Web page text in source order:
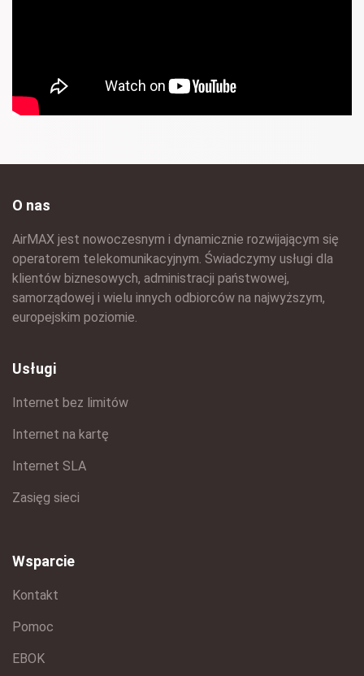
O nas
AirMAX jest nowoczesnym i dynamicznie rozwijającym się
operatorem telekomunikacyjnym. Świadczymy usługi dla
klientów biznesowych, administracji państwowej,
samorządowej i wielu innych odbiorców na najwyższym,
europejskim poziomie.
Usługi
Internet bez limitów
Internet na kartę
Internet SLA
Zasięg sieci
Wsparcie
Kontakt
Pomoc
EBOK